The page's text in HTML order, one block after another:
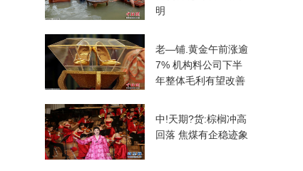
明
老—铺.黄金午前涨逾
7% 机构料公司下半
年整体毛利有望改善
中!天期?货:棕榈冲高
回落 焦煤有企稳迹象